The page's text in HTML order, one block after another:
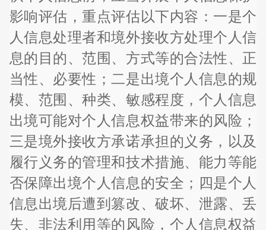
影响评估，重点评估以下内容：一是个
人信息处理者和境外接收方处理个人信
息的目的、范围、方式等的合法性、正
当性、必要性；二是出境个人信息的规
模、范围、种类、敏感程度，个人信息
出境可能对个人信息权益带来的风险；
三是境外接收方承诺承担的义务，以及
履行义务的管理和技术措施、能力等能
否保障出境个人信息的安全；四是个人
信息出境后遭到篡改、破坏、泄露、丢
失、非法利用等的风险，个人信息权益